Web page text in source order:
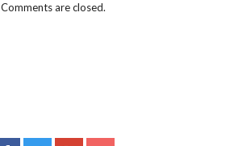
Comments are closed.